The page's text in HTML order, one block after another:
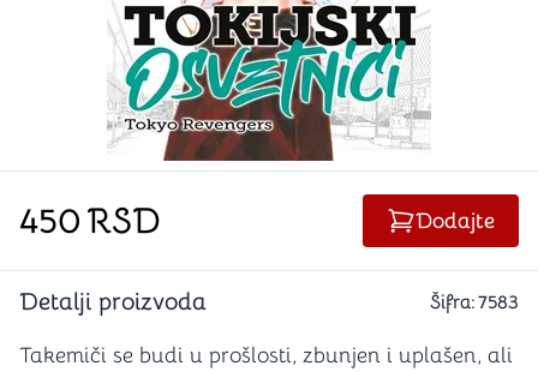
450RSD Dodajte
Detalji proizvoda Šifra:7583
Takemiči se budi u prošlosti, zbunjen i uplašen, ali